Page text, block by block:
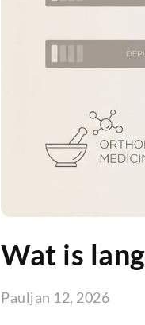
Wat is
Pauljan 12, 2026